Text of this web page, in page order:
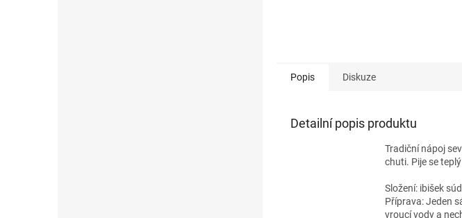
Popis Diskuze
Detailní popis produktu
Tradiční nápoj
chuti. Pije se
Složení: ibišek
Příprava: Jeden
vroucí vody a